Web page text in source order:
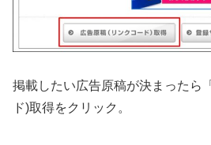
掲載したい広告原稿が決まったら
ド)取得をクリック。